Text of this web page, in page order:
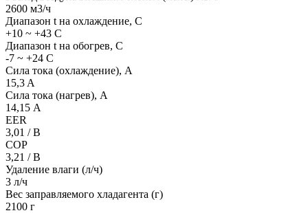
2600 м3/ч
Диапазон t на охлаждение, С
+10 ~ +43 С
Диапазон t на обогрев, С
-7 ~ +24 С
Сила тока (охлаждение), А
15,3 A
Сила тока (нагрев), А
14,15 А
EER
3,01 / В
COP
3,21 / В
Удаление влаги (л/ч)
3 л/ч
Вес заправляемого хладагента (г)
2100 г